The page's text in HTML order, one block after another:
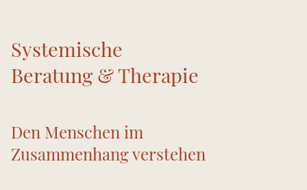
Systemische
Beratung & Therapie
Den Menschen im
Zusammenhang verstehen